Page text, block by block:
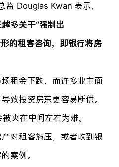
Douglas Kwan 表示，
多关于“强制出
的租客咨询，即银行将房
租金下跌，而许多业主面
致投资房东更容易断供。
夹在中间左右为难。
对租客施压，或者收到银
案例。